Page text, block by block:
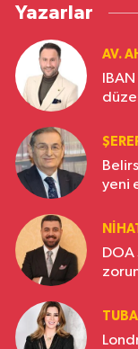
Yazarlar
AV.
yeni